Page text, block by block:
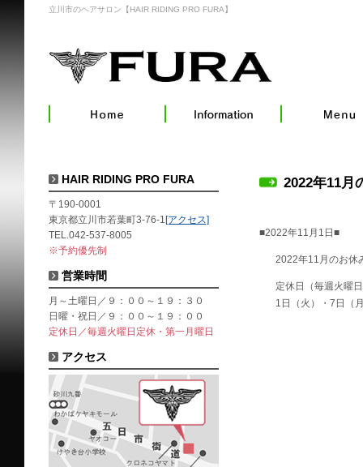
立川市のヘアサロン【HAIR RIDING PRO FURA】
2022年11月
■2022年11月1日■
2022年11月のお休
定休日（毎週火曜
1日（火）・7日（
HAIR RIDING PRO FURA
〒190-0001
東京都立川市若葉町3-76-1 [アクセス]
TEL.042-537-8005
※予約優先制
営業時間
月～土曜日／９：００～１９：３０
日曜・祝日／９：００～１９：００
定休日／毎週火曜日定休・第一月曜日
アクセス